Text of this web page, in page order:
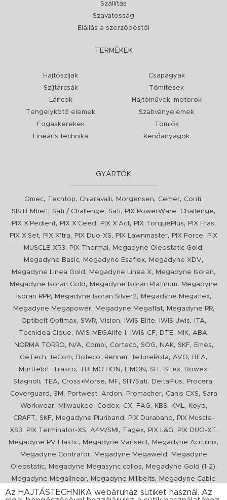
Szállítás
Szavatosság
Elállás a szerződéstől
TERMÉKEK
Hajtószíjak
Szíjtárcsák
Láncok
Tengelykötő elemek
Fogaskerekek
Lineáris technika
Csapágyak
Tömítések
Hajtóművek, motorok
Szabványelemek
Tömlők
Kenőanyagok
GYÁRTÓK
Omec, Techtop, Chiaravalli, Morgensen, Cemer, Conti,
SISTEMbelt, Sati / Challenge, Sati, PIX PowerWare, Challenge,
PIX X'Pedient, PIX X'Ceed , PIX X'Act, PIX TorquePlus, PIX Fras,
PIX X'Set, PIX X'tra, PIX Duo-XS, PIX Lawnmaster, PIX Force,
PIX
MUSCLE-XR3, PIX Thermal , Megadyne Oleostatic Gold ,
Megadyne Basic, Megadyne Esaflex, Megadyne XDV,
Megadyne Linea Gold , Megadyne Linea X, Megadyne Isoran,
Megadyne Isoran Gold , Megadyne Isoran Platinum,
Megadyne
Isoran RPP, Megadyne Isoran Silver2, Megadyne Megaflex,
Megadyne Megapower, Megadyne Megaflat, Megadyne RR,
Optibelt Optimax, SWR, Vision, IWIS-Elite, IWIS-Jwis, ITA,
Tecnidea Cidue, IWIS-MEGAlife-I , IWIS-CF, DTE, MIK, ABA,
NORMA TORRO, N/A, Combi, Corteco, SOG, NAK, SKF, Emes,
GeTech, teCom, Boteco, Renner, tellureRota, AVO, BEA,
Murtfeldt, Trasco, TBI MOTION , LIMON , SIT, Sitex, Bowex,
Stagnoli, TEA, Cross+Morse, MF, SIT/Sati, DeltaPlus, Procera,
Coverguard , 3M , Portwest, Ardon, Promacher, Canis CXS, Sara
Workwear, Milwaukee, Codex, CX, FAG, KBS, KML, Koyo,
CRAFT, SKF, Megadyne Pluriband , PIX Duraband ,
PIX Muscle-
XS3, PIX Terminator-XS, A4M/SMI , Tagex, PIX L&G, PIX DUO-XT,
Megadyne PV Elastic, Megadyne Varisect, Megadyne Acculink,
Megadyne Contrafor, Megadyne Megaweld ,
Megadyne
Oleostatic, Megadyne Megasync collos, Megadyne Gold (1-2),
Megadyne Megalinear, Megadyne Millbelts,
Megadyne Cable
Pull, PIX X'Ceed,Megadyne Pull Down, Optibelt VB,Mitsuboshi
Az HAJTÁSTECHNIKA webáruház sütiket használ. Az